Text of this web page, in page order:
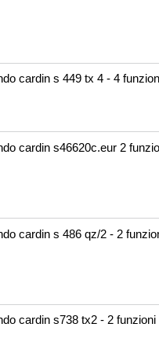
cardin s 449 tx 4 - 4
cardin s46620c.eur 2
cardin s 486 qz/2 - 2
cardin s738 tx2 - 2 funzioni